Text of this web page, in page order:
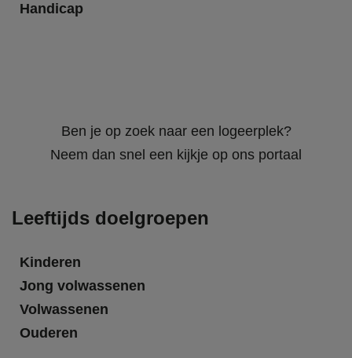
Handicap
Ben je op zoek naar een logeerplek?
Neem dan snel een kijkje op ons portaal
Leeftijds doelgroepen
Kinderen
Jong volwassenen
Volwassenen
Ouderen